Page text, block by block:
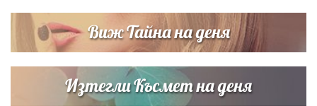
Виж Тайна на деня
Изтегли Късмет на деня